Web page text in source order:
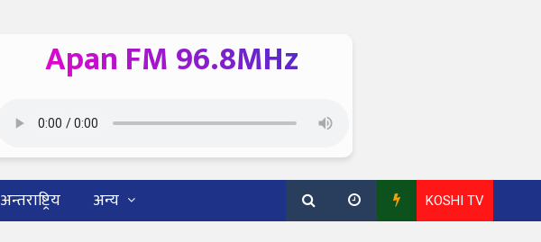
Apan FM 96.8MHz
अन्तराष्ट्रिय अन्य KOSHI TV